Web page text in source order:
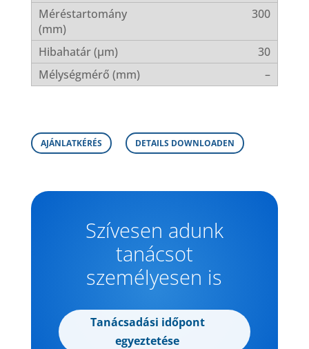
300
30
–
AJÁNLATKÉRÉS DETAILS DOWNLOADEN
Szívesen adunk
tanácsot
személyesen is
Tanácsadási időpont
egyeztetése